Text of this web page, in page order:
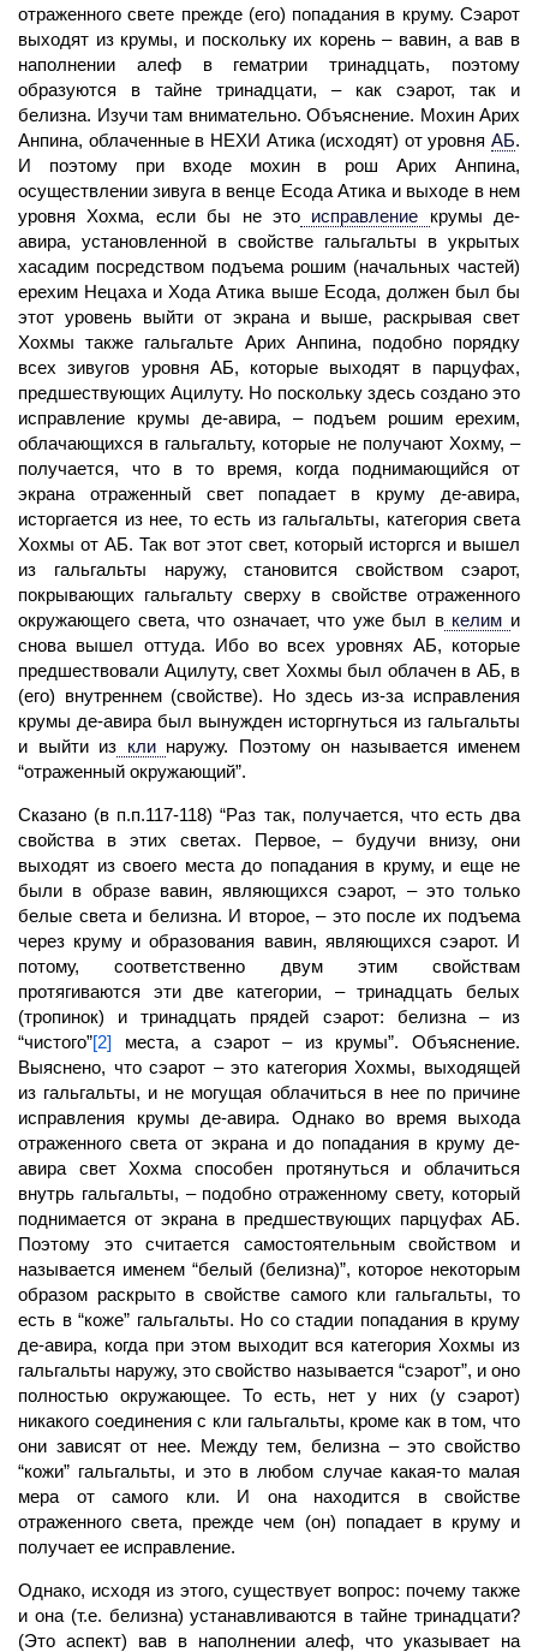
отраженного свете прежде (его) попадания в круму. Сэарот
выходят из крумы, и поскольку их корень – вавин, а вав в
наполнении алеф в гематрии тринадцать, поэтому
образуются в тайне тринадцати, – как сэарот, так и
белизна. Изучи там внимательно. Объяснение. Мохин Арих
Анпина, облаченные в НЕХИ Атика (исходят) от уровня АБ.
И поэтому при входе мохин в рош Арих Анпина,
осуществлении зивуга в венце Есода Атика и выходе в нем
уровня Хохма, если бы не этоисправление крумы де-
авира, установленной в свойстве гальгальты в укрытых
хасадим посредством подъема рошим (начальных частей)
ерехим Нецаха и Хода Атика выше Есода, должен был бы
этот уровень выйти от экрана и выше, раскрывая свет
Хохмы также гальгальте Арих Анпина, подобно порядку
всех зивугов уровня АБ, которые выходят в парцуфах,
предшествующих Ацилуту. Но поскольку здесь создано это
исправление крумы де-авира, – подъем рошим ерехим,
облачающихся в гальгальту, которые не получают Хохму, –
получается, что в то время, когда поднимающийся от
экрана отраженный свет попадает в круму де-авира,
исторгается из нее, то есть из гальгальты, категория света
Хохмы от АБ. Так вот этот свет, который исторгся и вышел
из гальгальты наружу, становится свойством сэарот,
покрывающих гальгальту сверху в свойстве отраженного
окружающего света, что означает, что уже был вкелим и
снова вышел оттуда. Ибо во всех уровнях АБ, которые
предшествовали Ацилуту, свет Хохмы был облачен в АБ, в
(его) внутреннем (свойстве). Но здесь из-за исправления
крумы де-авира был вынужден исторгнуться из гальгальты
и выйти из кли наружу. Поэтому он называется именем
“отраженный окружающий”.
Сказано (в п.п.117-118) “Раз так, получается, что есть два
свойства в этих светах. Первое, – будучи внизу, они
выходят из своего места до попадания в круму, и еще не
были в образе вавин, являющихся сэарот, – это только
белые света и белизна. И второе, – это после их подъема
через круму и образования вавин, являющихся сэарот. И
потому, соответственно двум этим свойствам
протягиваются эти две категории, – тринадцать белых
(тропинок) и тринадцать прядей сэарот: белизна – из
“чистого”[2] места, а сэарот – из крумы”. Объяснение.
Выяснено, что сэарот – это категория Хохмы, выходящей
из гальгальты, и не могущая облачиться в нее по причине
исправления крумы де-авира. Однако во время выхода
отраженного света от экрана и до попадания в круму де-
авира свет Хохма способен протянуться и облачиться
внутрь гальгальты, – подобно отраженному свету, который
поднимается от экрана в предшествующих парцуфах АБ.
Поэтому это считается самостоятельным свойством и
называется именем “белый (белизна)”, которое некоторым
образом раскрыто в свойстве самогокли гальгальты, то
есть в “коже” гальгальты. Но со стадии попадания в круму
де-авира, когда при этом выходит вся категория Хохмы из
гальгальты наружу, это свойство называется “сэарот”, и оно
полностью окружающее. То есть, нет у них (у сэарот)
никакого соединения с кли гальгальты, кроме как в том, что
они зависят от нее. Между тем, белизна – это свойство
“кожи” гальгальты, и это в любом случае какая-то малая
мера от самого кли. И она находится в свойстве
отраженного света, прежде чем (он) попадает в круму и
получает ее исправление.
Однако, исходя из этого, существует вопрос: почему также
и она (т.е. белизна) устанавливаются в тайне тринадцати?
(Это аспект) вав в наполнении алеф, что указывает на